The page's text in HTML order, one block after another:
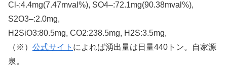
Cl-:4.4mg(7.47mval%), SO4–:72.1mg(90.38mval%),
S2O3–:2.0mg,
H2SiO3:80.5mg, CO2:238.5mg, H2S:3.5mg,
（※） 公式サイト によれば湧出量は日量440トン。自家源
泉。